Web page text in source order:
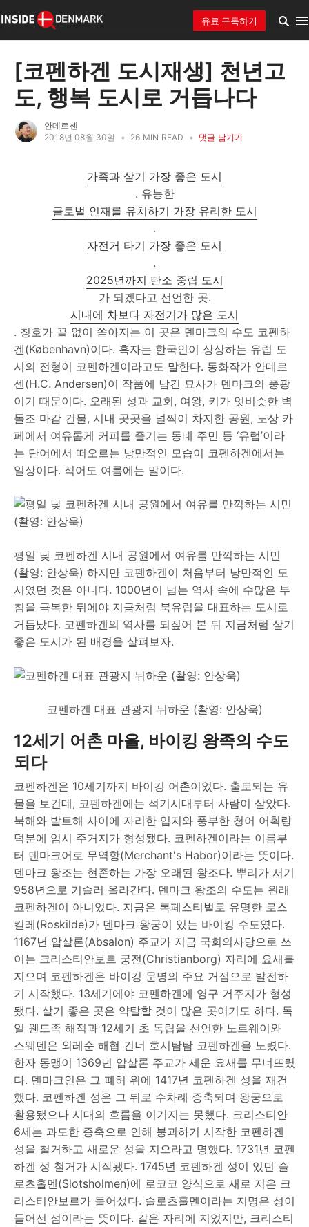
유료 구독하기
[코펜하겐 도시재생] 천년고
도, 행복 도시로 거듭나다
안데르센
2018년 08월 30일
• 26 MIN READ • 댓글 남기기
가족과 살기 가장 좋은 도시
. 유능한
글로벌 인재를 유치하기 가장 유리한 도시
.
자전거 타기 가장 좋은 도시
.
2025년까지 탄소 중립 도시
가 되겠다고 선언한 곳.
시내에 차보다 자전거가 많은 도시
. 칭호가 끝 없이 쏟아지는 이 곳은 덴마크의 수도 코펜하
겐(København)이다. 혹자는 한국인이 상상하는 유럽 도
시의 전형이 코펜하겐이라고도 말한다. 동화작가 안데르
센(H.C. Andersen)이 작품에 남긴 묘사가 덴마크의 풍광
이기 때문이다. 오래된 성과 교회, 여왕, 키가 엇비슷한 벽
돌조 마감 건물, 시내 곳곳을 널찍이 차지한 공원, 노상 카
페에서 여유롭게 커피를 즐기는 동네 주민 등 ‘유럽’이라
는 단어에서 떠오르는 낭만적인 모습이 코펜하겐에서는
일상이다. 적어도 여름에는 말이다.
평일 낮 코펜하겐 시내 공원에서 여유를 만끽하는 시민
(촬영: 안상욱) 하지만 코펜하겐이 처음부터 낭만적인 도
시였던 것은 아니다. 1000년이 넘는 역사 속에 수많은 부
침을 극복한 뒤에야 지금처럼 북유럽을 대표하는 도시로
거듭났다. 코펜하겐의 역사를 되짚어 본 뒤 지금처럼 살기
좋은 도시가 된 배경을 살펴보자.
코펜하겐 대표 관광지 뉘하운 (촬영: 안상욱)
12세기 어촌 마을, 바이킹 왕족의 수도
되다
코펜하겐은 10세기까지 바이킹 어촌이었다. 출토되는 유
물을 보건데, 코펜하겐에는 석기시대부터 사람이 살았다.
북해와 발트해 사이에 자리한 입지와 풍부한 청어 어획량
덕분에 임시 주거지가 형성됐다. 코펜하겐이라는 이름부
터 덴마크어로 무역항(Merchant's Habor)이라는 뜻이다.
덴마크 왕조는 현존하는 가장 오래된 왕조다. 뿌리가 서기
958년으로 거슬러 올라간다. 덴마크 왕조의 수도는 원래
코펜하겐이 아니었다. 지금은 록페스티벌로 유명한 로스
킬레(Roskilde)가 덴마크 왕궁이 있는 바이킹 수도였다.
1167년 압살론(Absalon) 주교가 지금 국회의사당으로 쓰
이는 크리스티안보르 궁전(Christianborg) 자리에 요새를
지으며 코펜하겐은 바이킹 문명의 주요 거점으로 발전하
기 시작했다. 13세기에야 코펜하겐에 영구 거주지가 형성
됐다. 살기 좋은 곳은 약탈할 것이 많은 곳이기도 하다. 독
일 웬드족 해적과 12세기 초 독립을 선언한 노르웨이와
스웨덴은 외레순 해협 건너 호시탐탐 코펜하겐을 노렸다.
한자 동맹이 1369년 압살론 주교가 세운 요새를 무너뜨렸
다. 덴마크인은 그 폐허 위에 1417년 코펜하겐 성을 재건
했다. 코펜하겐 성은 그 뒤로 수차례 증축되며 왕궁으로
활용됐으나 시대의 흐름을 이기지는 못했다. 크리스티안
6세는 과도한 증축으로 인해 붕괴하기 시작한 코펜하겐
성을 철거하고 새로운 성을 지으라고 명했다. 1731년 코펜
하겐 성 철거가 시작됐다. 1745년 코펜하겐 성이 있던 슬
로츠홀멘(Slotsholmen)에 로코코 양식으로 새로 지은 크
리스티안보르가 들어섰다. 슬로츠홀멘이라는 지명은 성이
들어선 섬이라는 뜻이다. 같은 자리에 지었지만, 크리스티